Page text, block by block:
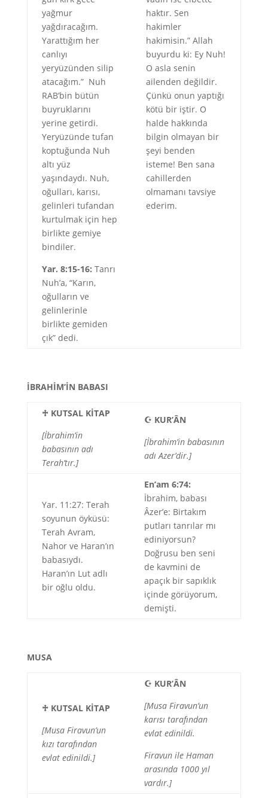
yağmur
yağdıracağım.
Yarattığım her
canlıyı
yeryüzünden silip
atacağım.” Nuh
RAB’bin bütün
buyruklarını
yerine getirdi.
Yeryüzünde tufan
koptuğunda Nuh
altı yüz
yaşındaydı. Nuh,
oğulları, karısı,
gelinleri tufandan
kurtulmak için hep
birlikte gemiye
bindiler.
Yar. 8:15-16: Tanrı
Nuh’a, “Karın,
oğulların ve
gelinlerinle
birlikte gemiden
çık” dedi.
haktır. Sen
hakimler
hakimisin.” Allah
buyurdu ki: Ey Nuh!
O asla senin
ailenden değildir.
Çünkü onun yaptığı
kötü bir iştir. O
halde hakkında
bilgin olmayan bir
şeyi benden
isteme! Ben sana
cahillerden
olmamanı tavsiye
ederim.
İBRAHİM’İN BABASI
♱ KUTSAL KİTAP
[İbrahim’in
babasının adı
Terah’tır.]
☪ KUR’ÂN
[İbrahim’in babasının
adı Azer’dir.]
Yar. 11:27: Terah
soyunun öyküsü:
Terah Avram,
Nahor ve Haran’ın
babasıydı.
Haran’ın Lut adlı
bir oğlu oldu.
En’am 6:74:
İbrahim, babası
Âzer’e: Birtakım
putları tanrılar mı
ediniyorsun?
Doğrusu ben seni
de kavmini de
apaçık bir sapıklık
içinde görüyorum,
demişti.
MUSA
♱ KUTSAL KİTAP
[Musa Firavun’un
kızı tarafından
evlat edinildi.]
☪ KUR’ÂN
[Musa Firavun’un
karısı tarafından
evlat edinildi.
Firavun ile Haman
arasında 1000 yıl
vardır.]